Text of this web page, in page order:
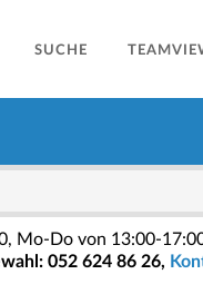
SUCHE
Mo-Do von 13:00-
052 624 86 26,